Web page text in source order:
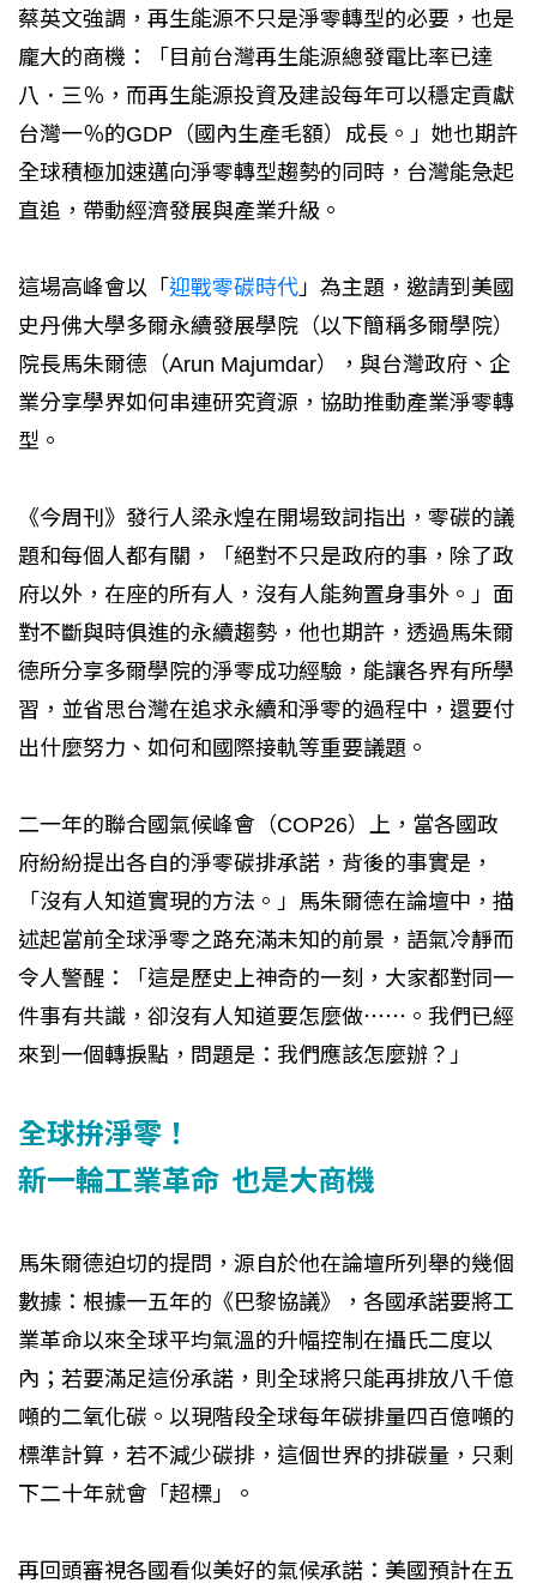
蔡英文強調，再生能源不只是淨零轉型的必要，也是
龐大的商機：「目前台灣再生能源總發電比率已達
八．三％，而再生能源投資及建設每年可以穩定貢獻
台灣一％的GDP（國內生產毛額）成長。」她也期許
全球積極加速邁向淨零轉型趨勢的同時，台灣能急起
直追，帶動經濟發展與產業升級。
這場高峰會以「 迎戰零碳時代 」為主題，邀請到美國
史丹佛大學多爾永續發展學院（以下簡稱多爾學院）
院長馬朱爾德（Arun Majumdar），與台灣政府、企
業分享學界如何串連研究資源，協助推動產業淨零轉
型。
《今周刊》發行人梁永煌在開場致詞指出，零碳的議
題和每個人都有關，「絕對不只是政府的事，除了政
府以外，在座的所有人，沒有人能夠置身事外。」面
對不斷與時俱進的永續趨勢，他也期許，透過馬朱爾
德所分享多爾學院的淨零成功經驗，能讓各界有所學
習，並省思台灣在追求永續和淨零的過程中，還要付
出什麼努力、如何和國際接軌等重要議題。
二一年的聯合國氣候峰會（COP26）上，當各國政
府紛紛提出各自的淨零碳排承諾，背後的事實是，
「沒有人知道實現的方法。」馬朱爾德在論壇中，描
述起當前全球淨零之路充滿未知的前景，語氣冷靜而
令人警醒：「這是歷史上神奇的一刻，大家都對同一
件事有共識，卻沒有人知道要怎麼做⋯⋯。我們已經
來到一個轉捩點，問題是：我們應該怎麼辦？」
全球拚淨零！
新一輪工業革命 也是大商機
馬朱爾德迫切的提問，源自於他在論壇所列舉的幾個
數據：根據一五年的《巴黎協議》，各國承諾要將工
業革命以來全球平均氣溫的升幅控制在攝氏二度以
內；若要滿足這份承諾，則全球將只能再排放八千億
噸的二氧化碳。以現階段全球每年碳排量四百億噸的
標準計算，若不減少碳排，這個世界的排碳量，只剩
下二十年就會「超標」。
再回頭審視各國看似美好的氣候承諾：美國預計在五